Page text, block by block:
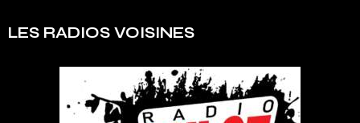
LES RADIOS VOISINES